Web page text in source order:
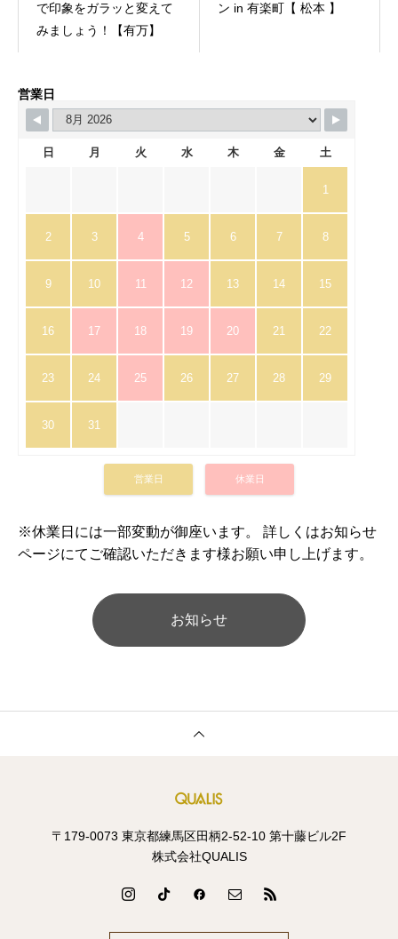
で印象をガラッと変えて
みましょう！【有万】
ン in 有楽町【 松本 】
営業日
日 月 火 水 木 金 土
1
2 3 4 5 6 7 8
9 10 11 12 13 14 15
16 17 18 19 20 21 22
23 24 25 26 27 28 29
30 31
営業日 休業日
※休業日には一部変動が御座います。 詳しくはお知らせ
ページにてご確認いただきます様お願い申し上げます。
お知らせ
〒179-0073 東京都練馬区田柄2-52-10 第十藤ビル2F
株式会社QUALIS